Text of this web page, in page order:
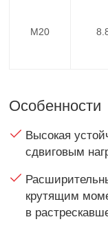
M20
Особенности
Высокая
сдвиговым
крутящим
в